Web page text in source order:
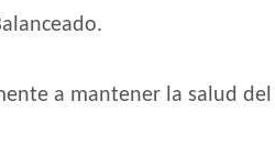
a mantener la salud